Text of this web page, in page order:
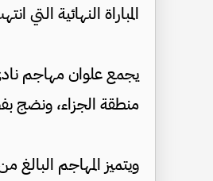
المباراة النهائية التي انتهت
يجمع علوان مهاجم
منطقة الجزاء، ونضج